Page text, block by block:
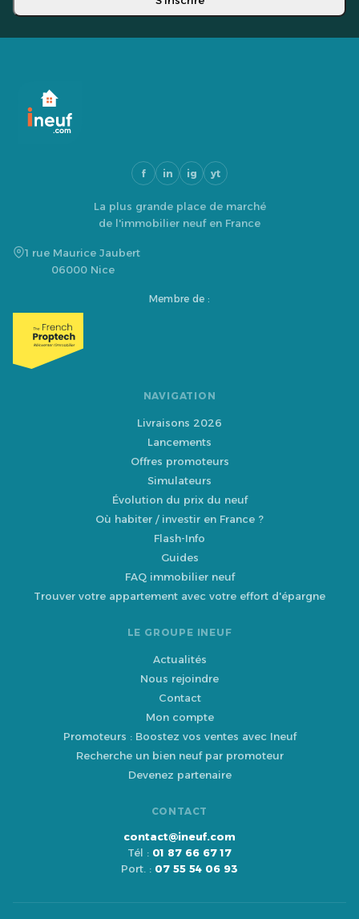
f in ig yt
La plus grande place de marché
de l'immobilier neuf en France
1 rue Maurice Jaubert
06000 Nice
Membre de :
NAVIGATION
Livraisons 2026
Lancements
Offres promoteurs
Simulateurs
Évolution du prix du neuf
Où habiter / investir en France ?
Flash-Info
Guides
FAQ immobilier neuf
Trouver votre appartement avec votre effort d'épargne
LE GROUPE INEUF
Actualités
Nous rejoindre
Contact
Mon compte
Promoteurs : Boostez vos ventes avec Ineuf
Recherche un bien neuf par promoteur
Devenez partenaire
CONTACT
contact@ineuf.com
Tél : 01 87 66 67 17
Port. : 07 55 54 06 93